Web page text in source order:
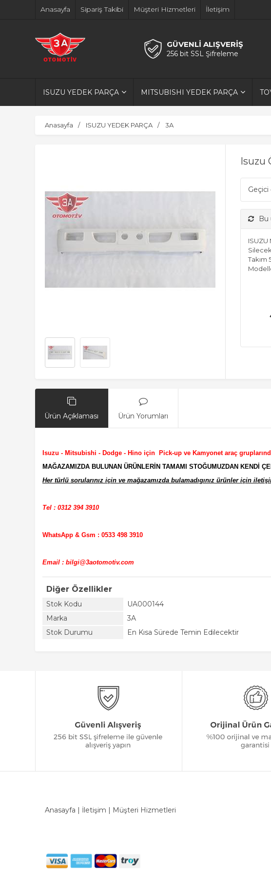
Anasayfa Sipariş Takibi Müşteri Hizmetleri İletişim
GÜVENLİ ALIŞVERİŞ
256 bit SSL Şifreleme
ISUZU YEDEK PARÇA MITSUBISHI YEDEK PARÇA
Anasayfa ISUZU YEDEK PARÇA 3A
Isuzu
Bu
ISUZU
Takım
Ürün Açıklaması Ürün Yorumları
Isuzu - Mitsubishi - Dodge - Hino için Pick-up ve Kamyonet araç
MAĞAZAMIZDA BULUNAN ÜRÜNLERİN TAMAMI STOĞUMUZDAN KENDİ
Her türlü sorularınız için ve mağazamızda bulamadıgınız ürünler için
Tel : 0312 394 3910
WhatsApp & Gsm : 0533 498 3910
Email : bilgi@3aotomotiv.com
Diğer Özellikler
Stok Kodu
UA000144
Marka
3A
Stok Durumu
En Kısa Sürede Temin Edilecektir
Anasayfa | İletişim | Müşteri Hizmetleri